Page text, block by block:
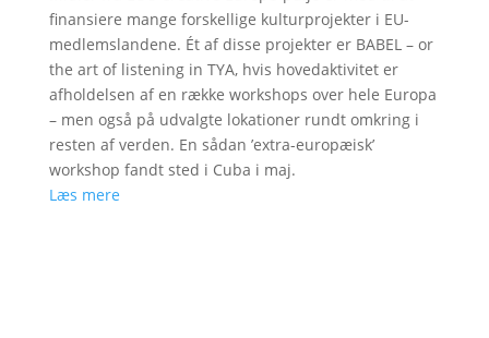
finansiere mange forskellige kulturprojekter i EU-
medlemslandene. Ét af disse projekter er BABEL – or
the art of listening in TYA, hvis hovedaktivitet er
afholdelsen af en række workshops over hele Europa
– men også på udvalgte lokationer rundt omkring i
resten af verden. En sådan ’extra-europæisk’
workshop fandt sted i Cuba i maj.
Læs mere